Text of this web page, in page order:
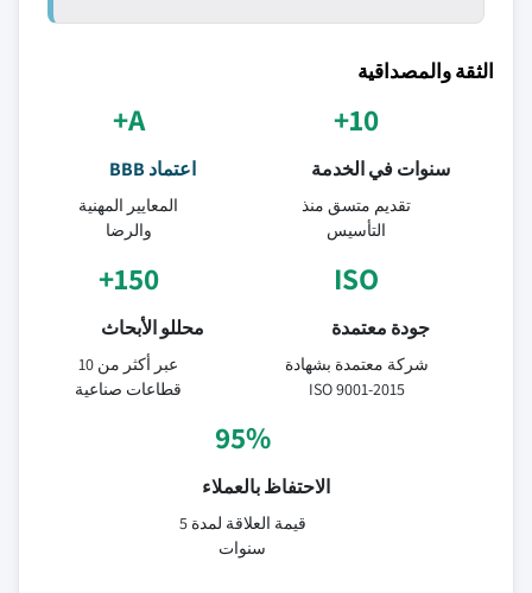
الثقة والمصداقية
10+
سنوات في الخدمة
تقديم متسق منذ
التأسيس
A+
اعتماد BBB
المعايير المهنية
والرضا
ISO
جودة معتمدة
شركة معتمدة بشهادة
ISO 9001-2015
150+
محللو الأبحاث
عبر أكثر من 10
قطاعات صناعية
95%
الاحتفاظ بالعملاء
قيمة العلاقة لمدة 5
سنوات